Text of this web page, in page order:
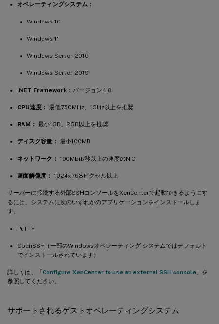
オペレーティングシステム：
Windows 10
Windows 11
Windows Server 2016
Windows Server 2019
.NET Framework： バージョン4.8
CPU速度： 最低750MHz、1GHz以上を推奨
RAM： 最小1GB、2GB以上を推奨
ディスク容量： 最小100MB
ネットワーク： 100Mbit/秒以上の速度のNIC
画面解像度： 1024x768ピクセル以上
サーバーに接続する外部SSHコンソールをXenCenterで起動できるようにす
るには、システムに次のいずれかのアプリケーションをインストールしま
す。
PuTTY
OpenSSH（一部のWindowsオペレーティング システムではデフォルト
でインストールされています）
詳しくは、「Configure XenCenter to use an external SSH console 」を
参照してください。
サポートされるゲストオペレーティングシステム